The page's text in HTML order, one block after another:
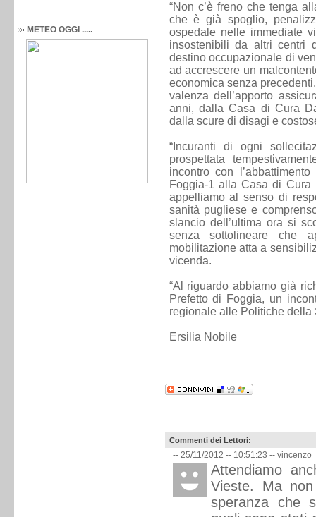
METEO OGGI .....
“Non c’è freno che tenga
che è già spoglio,
ospedale nelle immediate
insostenibili da altri centri
destino occupazionale di
ad accrescere un
economica senza
valenza dell’apporto
anni, dalla Casa di Cura
dalla scure di disagi e
“Incuranti di ogni
prospettata
incontro con
Foggia-1 alla Casa di
appelliamo al senso di
sanità pugliese e
slancio dell’ultima ora si
senza sottolineare che
mobilitazione atta a
vicenda.
“Al riguardo abbiamo già
Prefetto di Foggia, un
regionale alle Politiche della
Ersilia Nobile
Commenti dei Lettori:
-- 25/11/2012 -- 10:51:23 -- vincenzo
Attendiamo
Vieste. Ma
speranza che